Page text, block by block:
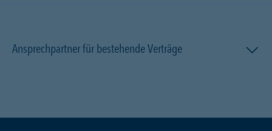
Ansprechpartner für bestehende Verträge